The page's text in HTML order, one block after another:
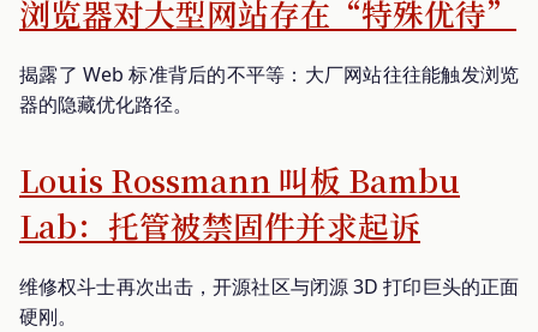
浏览器对大型网站存在“特殊优待”
揭露了 Web 标准背后的不平等：大厂网站往往能触发浏览
器的隐藏优化路径。
Louis Rossmann 叫板 Bambu
Lab：托管被禁固件并求起诉
维修权斗士再次出击，开源社区与闭源 3D 打印巨头的正面
硬刚。